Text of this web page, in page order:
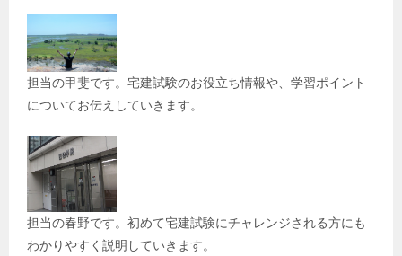
担当の甲斐です。宅建試験のお役立ち情報や、学習ポイント
についてお伝えしていきます。
担当の春野です。初めて宅建試験にチャレンジされる方にも
わかりやすく説明していきます。